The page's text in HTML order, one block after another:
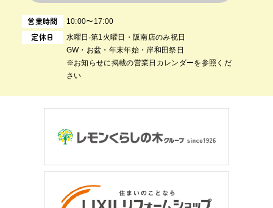
営業時間 10:00〜17:00
定休日
⽔曜⽇‧第1⽕曜⽇・阪南店のみ祝日
GW・お盆・年末年始・岸和田祭日
※お知らせに掲載の営業日カレンダーを参照くだ
さい